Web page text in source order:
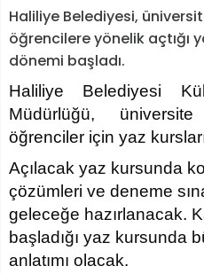
Haliliye Belediyesi,
öğrencilere yönelik açtığı
dönemi başladı.
Haliliye Belediyesi
Müdürlüğü, üniversite
öğrenciler için yaz
Açılacak yaz kursunda
çözümleri ve deneme
geleceğe hazırlanacak.
başladığı yaz kursunda
anlatımı olacak.